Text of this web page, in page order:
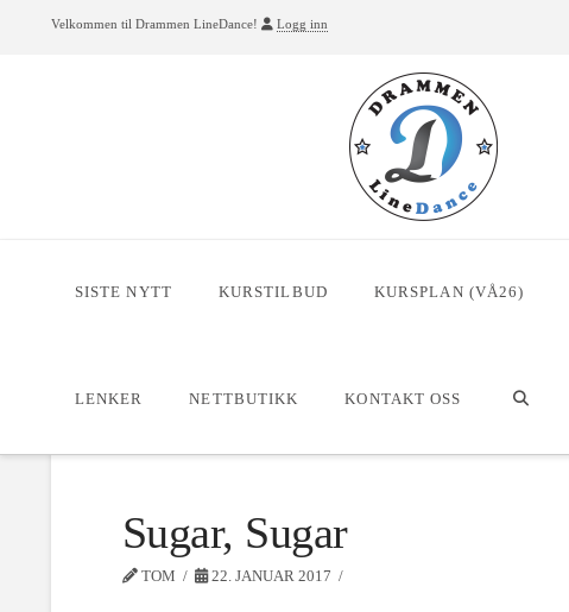
Velkommen til Drammen LineDance! Logg inn
SISTE NYTT KURSTILBUD KURSPLAN (VÅ26)
LENKER NETTBUTIKK KONTAKT OSS
Sugar, Sugar
TOM 22. JANUAR 2017